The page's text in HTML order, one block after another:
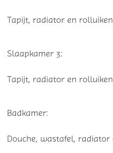
Tapijt, radiator en
Slaapkamer 3:
Tapijt, radiator en
Badkamer:
Douche, wastafel, radiator